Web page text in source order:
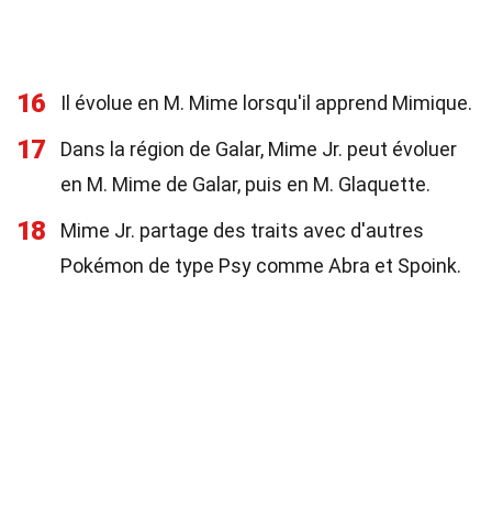
16 Il évolue en M. Mime lorsqu'il apprend Mimique.
17
Dans la région de Galar, Mime Jr. peut évoluer
en M. Mime de Galar, puis en M. Glaquette.
18
Mime Jr. partage des traits avec d'autres
Pokémon de type Psy comme Abra et Spoink.